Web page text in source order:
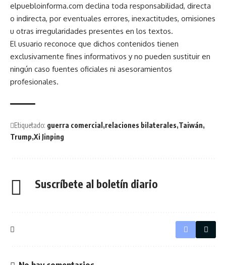
elpuebloinforma.com declina toda responsabilidad, directa
o indirecta, por eventuales errores, inexactitudes, omisiones
u otras irregularidades presentes en los textos.
El usuario reconoce que dichos contenidos tienen
exclusivamente fines informativos y no pueden sustituir en
ningún caso fuentes oficiales ni asesoramientos
profesionales.
Etiquetado: guerra comercial relaciones bilaterales Taiwán
Trump Xi Jinping
Suscríbete al boletín diario